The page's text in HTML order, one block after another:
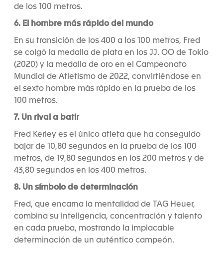
de los 100 metros.
6. El hombre más rápido del mundo
En su transición de los 400 a los 100 metros, Fred
se colgó la medalla de plata en los JJ. OO de Tokio
(2020) y la medalla de oro en el Campeonato
Mundial de Atletismo de 2022, convirtiéndose en
el sexto hombre más rápido en la prueba de los
100 metros.
7. Un rival a batir
Fred Kerley es el único atleta que ha conseguido
bajar de 10,80 segundos en la prueba de los 100
metros, de 19,80 segundos en los 200 metros y de
43,80 segundos en los 400 metros.
8. Un símbolo de determinación
Fred, que encarna la mentalidad de TAG Heuer,
combina su inteligencia, concentración y talento
en cada prueba, mostrando la implacable
determinación de un auténtico campeón.